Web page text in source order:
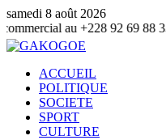
samedi 8 août 2026
92 69 88 33
ACCUEIL
POLITIQUE
SOCIETE
SPORT
CULTURE